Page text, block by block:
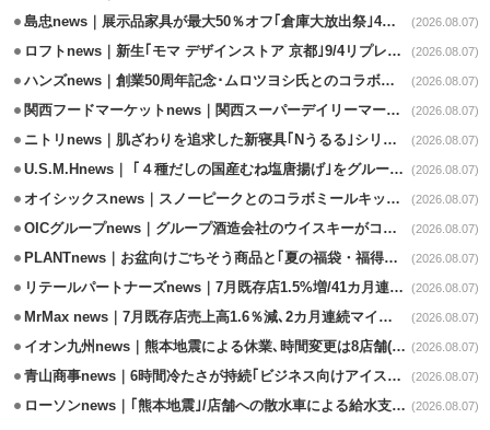
島忠news｜展示品家具が最大50％オフ｢倉庫大放出祭｣4店舗限定で開催
(2026.08.07)
ロフトnews｜新生｢モマ デザインストア 京都｣9/4リプレイスオープン (2026.08.07)
ハンズnews｜創業50周年記念･ムロツヨシ氏とのコラボ企画｢ムロハンズ｣開催 (2026.08.07)
関西フードマーケットnews｜関西スーパーデイリーマート蒲生店8/7改装 (2026.08.07)
ニトリnews｜肌ざわりを追求した新寝具｢Nうるる｣シリーズを発売 (2026.08.07)
U.S.M.Hnews｜ ｢４種だしの国産むね塩唐揚げ｣をグループ610店で共同販促 (2026.08.07)
オイシックスnews｜スノーピークとのコラボミールキット8/13発売 (2026.08.07)
OICグループnews｜グループ酒造会社のウイスキーがコンペティション受賞 (2026.08.07)
PLANTnews｜お盆向けごちそう商品と｢夏の福袋・福得カート｣8/8から開催 (2026.08.07)
リテールパートナーズnews｜7月既存店1.5%増/41カ月連続増 (2026.08.07)
MrMax news｜7月既存店売上高1.6％減､2カ月連続マイナス (2026.08.07)
イオン九州news｜熊本地震による休業､時間変更は8店舗(8/7時点) (2026.08.07)
青山商事news｜6時間冷たさが持続｢ビジネス向けアイスベスト｣発売 (2026.08.07)
ローソンnews｜｢熊本地震｣/店舗への散水車による給水支援を開始 (2026.08.07)